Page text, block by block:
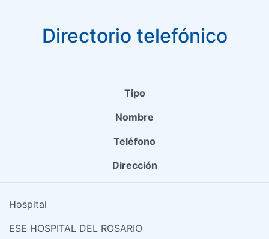
Directorio telefónico
Tipo
Nombre
Teléfono
Dirección
Hospital
ESE HOSPITAL DEL ROSARIO